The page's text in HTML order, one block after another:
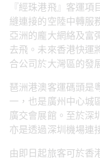
『經珠港飛』客運項
縫連接的空陸中轉服
亞洲的龐大網絡及富
去飛 。 未來香港快運
合公司於大灣區的發
琶洲港澳客運碼頭是
一，也是廣州中心城
廣交會展館。至於深
亦是透過深圳機場連
由即日起旅客可於香